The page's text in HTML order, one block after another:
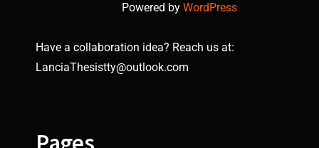
Powered by WordPress
Have a collaboration idea? Reach us at:
LanciaThesistty@outlook.com